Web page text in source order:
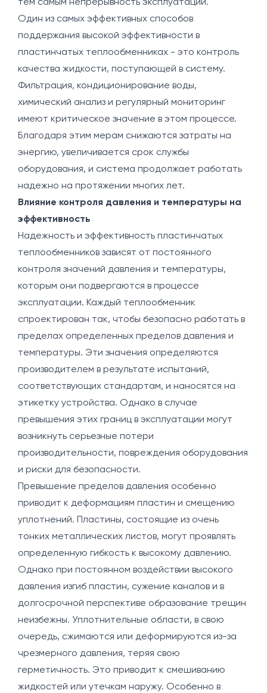
тем самым непрерывность эксплуатации.
Один из самых эффективных способов
поддержания высокой эффективности в
пластинчатых теплообменниках - это контроль
качества жидкости, поступающей в систему.
Фильтрация, кондиционирование воды,
химический анализ и регулярный мониторинг
имеют критическое значение в этом процессе.
Благодаря этим мерам снижаются затраты на
энергию, увеличивается срок службы
оборудования, и система продолжает работать
надежно на протяжении многих лет.
Влияние контроля давления и температуры на
эффективность
Надежность и эффективность пластинчатых
теплообменников зависят от постоянного
контроля значений давления и температуры,
которым они подвергаются в процессе
эксплуатации. Каждый теплообменник
спроектирован так, чтобы безопасно работать в
пределах определенных пределов давления и
температуры. Эти значения определяются
производителем в результате испытаний,
соответствующих стандартам, и наносятся на
этикетку устройства. Однако в случае
превышения этих границ в эксплуатации могут
возникнуть серьезные потери
производительности, повреждения оборудования
и риски для безопасности.
Превышение пределов давления особенно
приводит к деформациям пластин и смещению
уплотнений. Пластины, состоящие из очень
тонких металлических листов, могут проявлять
определенную гибкость к высокому давлению.
Однако при постоянном воздействии высокого
давления изгиб пластин, сужение каналов и в
долгосрочной перспективе образование трещин
неизбежны. Уплотнительные области, в свою
очередь, сжимаются или деформируются из-за
чрезмерного давления, теряя свою
герметичность. Это приводит к смешиванию
жидкостей или утечкам наружу. Особенно в